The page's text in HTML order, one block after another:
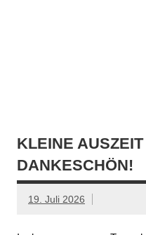
KLEINE AUSZEIT
ANKESCHÖN!
19. Juli 2026